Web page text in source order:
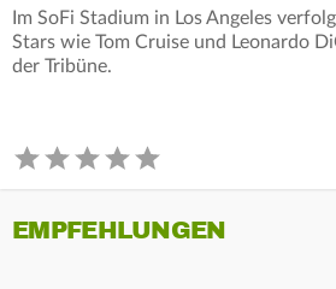
Im SoFi Stadium in Los Angeles
Stars wie Tom Cruise und Leonardo
der Tribüne.
EMPFEHLUNGEN